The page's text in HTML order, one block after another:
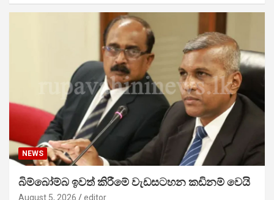
NEWS
බිම්බෝම්බ ඉවත් කිරීමේ වැඩසටහන කඩිනම් වෙයි
August 5, 2026 editor